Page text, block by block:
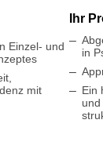
Einzel- und
mit
Ihr
in
Ein